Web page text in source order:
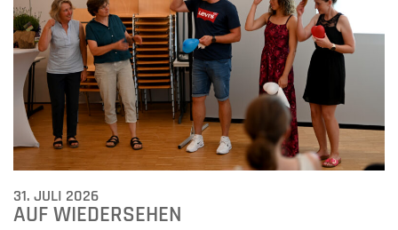
31. JULI 2026
AUF WIEDERSEHEN